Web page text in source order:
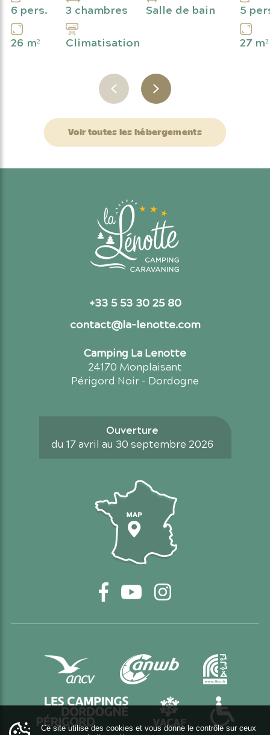
6 pers.
26 m²
3 chambres
Salle de bain
Climatisation
5
27 m²
Voir toutes les hébergements
Camping La Lenotte
24170 Monplaisant
Périgord Noir - Dordogne
Ouverture
du 17 avril au 30 septembre 2026
+33 5 53 30 25 80
contact@la-lenotte.com
Carte d'accès
Ce site utilise des cookies et vous donne le contrôle sur ceux